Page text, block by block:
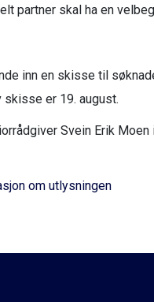
partner skal ha en
inn en skisse til
er 19. august.
Svein Erik
om utlysningen